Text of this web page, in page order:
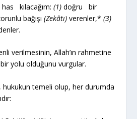
kılacağım:(1)doğru bir
bağışı(Zekâtı)verenler,*(3)
verilmesinin, Allah’ın rahmetine
yolu olduğunu vurgular.
temeli olup, her durumda